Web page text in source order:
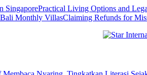
Practical Living Options and
Claiming Refunds for